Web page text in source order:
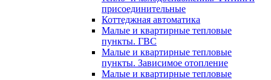
присоединительные
Коттеджная автоматика
Малые и квартирные тепловые
пункты. ГВС
Малые и квартирные тепловые
пункты. Зависимое отопление
Малые и квартирные тепловые